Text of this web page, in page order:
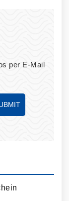
per E-Mail